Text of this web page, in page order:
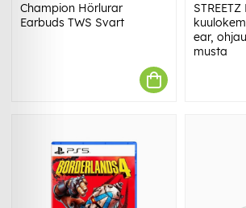
Champion Hörlurar
Earbuds TWS Svart
STREETZ
ear,
musta